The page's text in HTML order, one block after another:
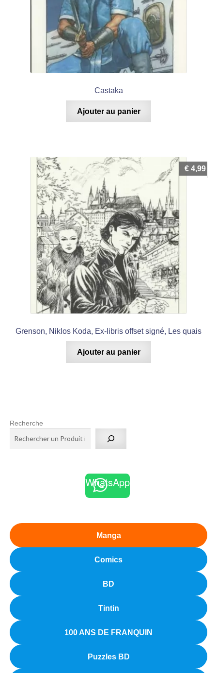
Castaka
Ajouter au panier
Grenson, Niklos Koda, Ex-libris offset signé, Les quais
€ 4,99
Ajouter au panier
Recherche
WhatsApp
Manga
Comics
BD
Tintin
100 ANS DE FRANQUIN
Puzzles BD